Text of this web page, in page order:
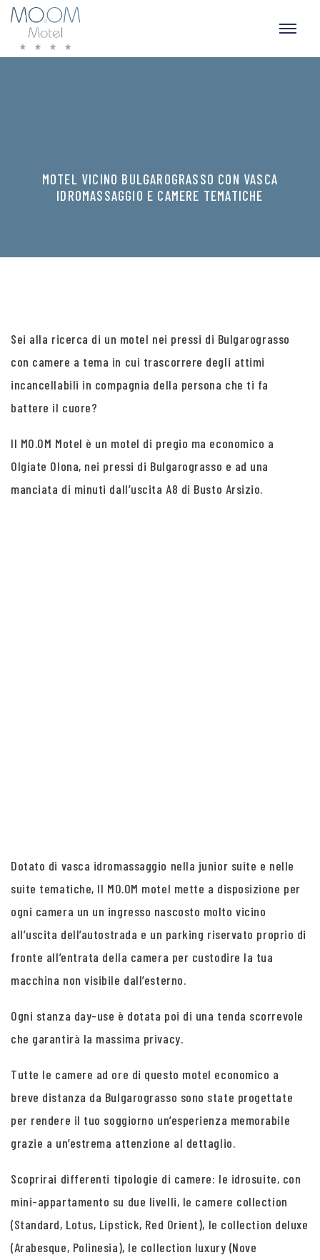
MOTEL VICINO BULGAROGRASSO CON VASCA
IDROMASSAGGIO E CAMERE TEMATICHE
Sei alla ricerca di un motel nei pressi di Bulgarograsso
con camere a tema in cui trascorrere degli attimi
incancellabili in compagnia della persona che ti fa
battere il cuore?
Il MO.OM Motel è un motel di pregio ma economico a
Olgiate Olona, nei pressi di Bulgarograsso e ad una
manciata di minuti dall’uscita A8 di Busto Arsizio.
Dotato di vasca idromassaggio nella junior suite e nelle
suite tematiche, Il MO.OM motel mette a disposizione per
ogni camera un un ingresso nascosto molto vicino
all’uscita dell’autostrada e un parking riservato proprio di
fronte all’entrata della camera per custodire la tua
macchina non visibile dall’esterno.
Ogni stanza day-use è dotata poi di una tenda scorrevole
che garantirà la massima privacy.
Tutte le camere ad ore di questo motel economico a
breve distanza da Bulgarograsso sono state progettate
per rendere il tuo soggiorno un’esperienza memorabile
grazie a un’estrema attenzione al dettaglio.
Scoprirai differenti tipologie di camere: le idrosuite, con
mini-appartamento su due livelli, le camere collection
(Standard, Lotus, Lipstick, Red Orient), le collection deluxe
(Arabesque, Polinesia), le collection luxury (Nove